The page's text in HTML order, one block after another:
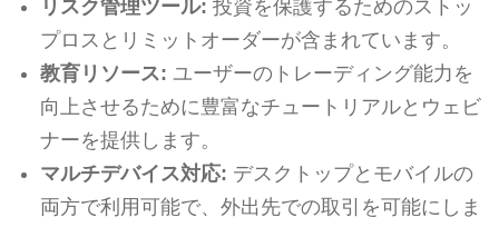
リスク管理ツール: 投資を保護するためのストッ
プロスとリミットオーダーが含まれています。
教育リソース: ユーザーのトレーディング能力を
向上させるために豊富なチュートリアルとウェビ
ナーを提供します。
マルチデバイス対応: デスクトップとモバイルの
両方で利用可能で、外出先での取引を可能にしま